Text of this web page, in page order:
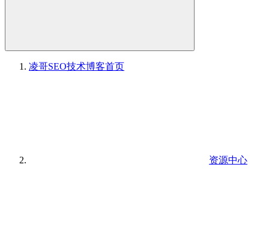
凌哥SEO技术博客首页
资源中心